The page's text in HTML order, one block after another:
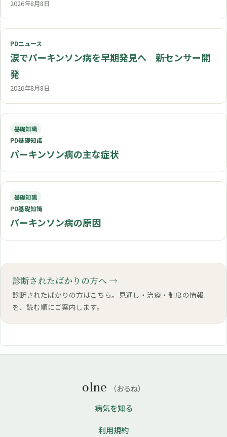
2026年8月8日
PDニュース
涙でパーキンソン病を早期発見へ 新センサー開
発
2026年8月8日
基礎知識
PD基礎知識
パーキンソン病の主な症状
基礎知識
PD基礎知識
パーキンソン病の原因
診断されたばかりの方へ
診断されたばかりの方はこちら。見通し・治療・制度の情報
を、読む順にご案内します。
olne （おるね）
病気を知る
利用規約